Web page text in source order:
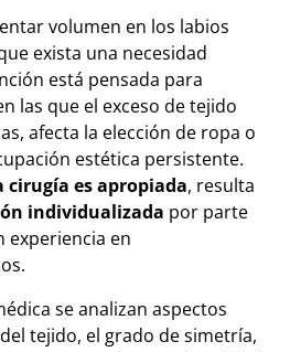
volumen en los labios
exista una necesidad
está pensada para
las que el exceso de tejido
afecta la elección de ropa o
estética persistente.
es apropiada, resulta
individualizada por parte
experiencia en
se analizan aspectos
tejido, el grado de simetría,